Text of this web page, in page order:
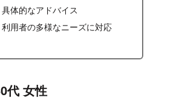
体的なアドバイス
用者の多様なニーズに対応
代 女性